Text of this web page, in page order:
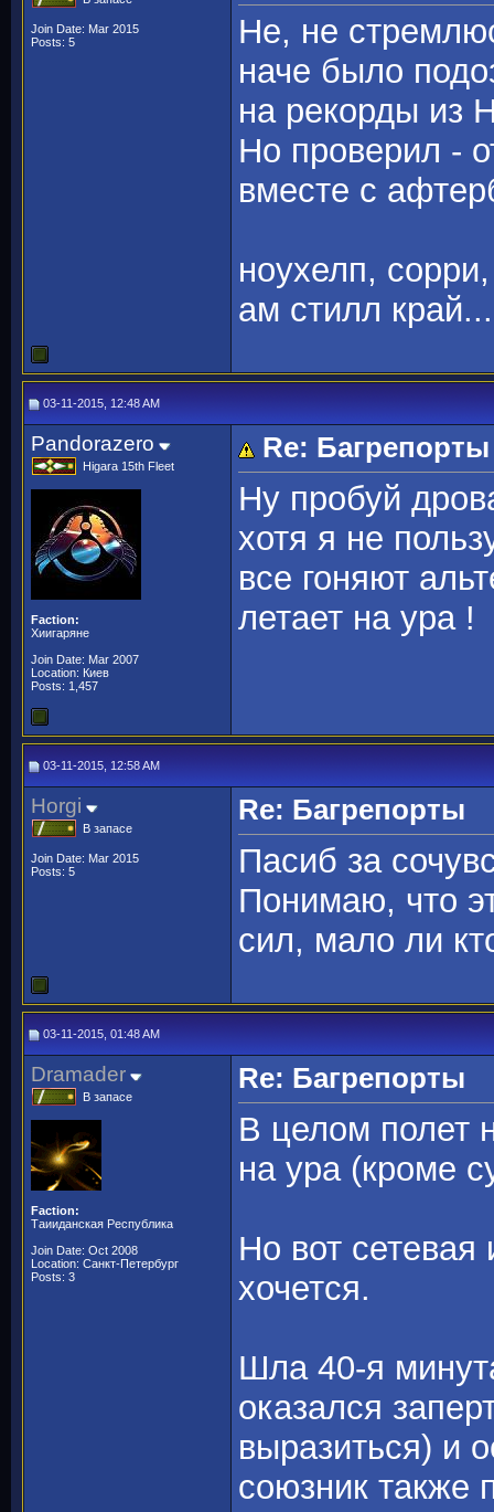
Join Date: Mar 2015
Posts: 5
Не, не
наче было
на рекорды из
Но проверил -
вместе с
ноухелп,
ам стилл
03-11-2015, 12:48 AM
Pandorazero
Higara 15th Fleet
Faction:
Хиигаряне
Join Date: Mar 2007
Location: Киев
Posts: 1,457
Re: Багрепорты
Ну пробуй
хотя я не
все гоняют
летает на ура !
03-11-2015, 12:58 AM
Horgi
В запасе
Join Date: Mar 2015
Posts: 5
Re: Багрепорты
Пасиб за
Понимаю, что
сил, мало ли
03-11-2015, 01:48 AM
Dramader
В запасе
Faction:
Таииданская Республика
Join Date: Oct 2008
Location: Санкт-Петербург
Posts: 3
Re: Багрепорты
В целом полет
на ура (кроме
Но вот сетевая
хочется.
Шла 40-я
оказался
выразиться) и
союзник также